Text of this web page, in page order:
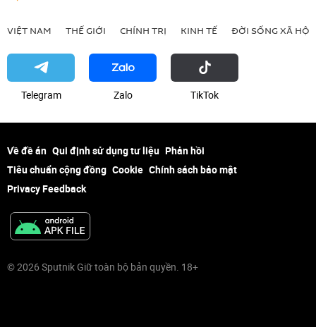
VIỆT NAM THẾ GIỚI CHÍNH TRỊ KINH TẾ ĐỜI SỐNG XÃ HỘI
Telegram Zalo ТikТоk
Về đề án Qui định sử dụng tư liệu Phản hồi
Tiêu chuẩn cộng đồng Cookie Chính sách bảo mật
Privacy Feedback
© 2026 Sputnik Giữ toàn bộ bản quyền. 18+